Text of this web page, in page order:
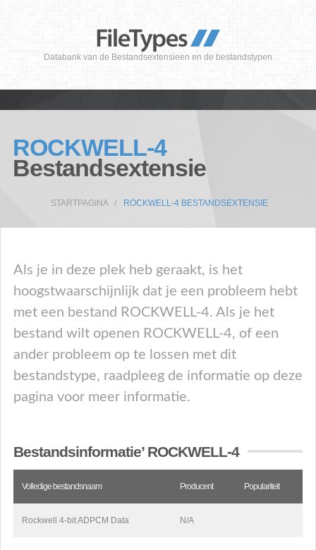
Databank van de Bestandsextensieen en de bestandstypen
ROCKWELL-4
Bestandsextensie
STARTPAGINA ROCKWELL-4 BESTANDSEXTENSIE
Als je in deze plek heb geraakt, is het
hoogstwaarschijnlijk dat je een probleem hebt
met een bestand ROCKWELL-4. Als je het
bestand wilt openen ROCKWELL-4, of een
ander probleem op te lossen met dit
bestandstype, raadpleeg de informatie op deze
pagina voor meer informatie.
Bestandsinformatie’ ROCKWELL-4
Volledige bestandsnaam Producent Populariteit
Rockwell 4-bit ADPCM Data N/A